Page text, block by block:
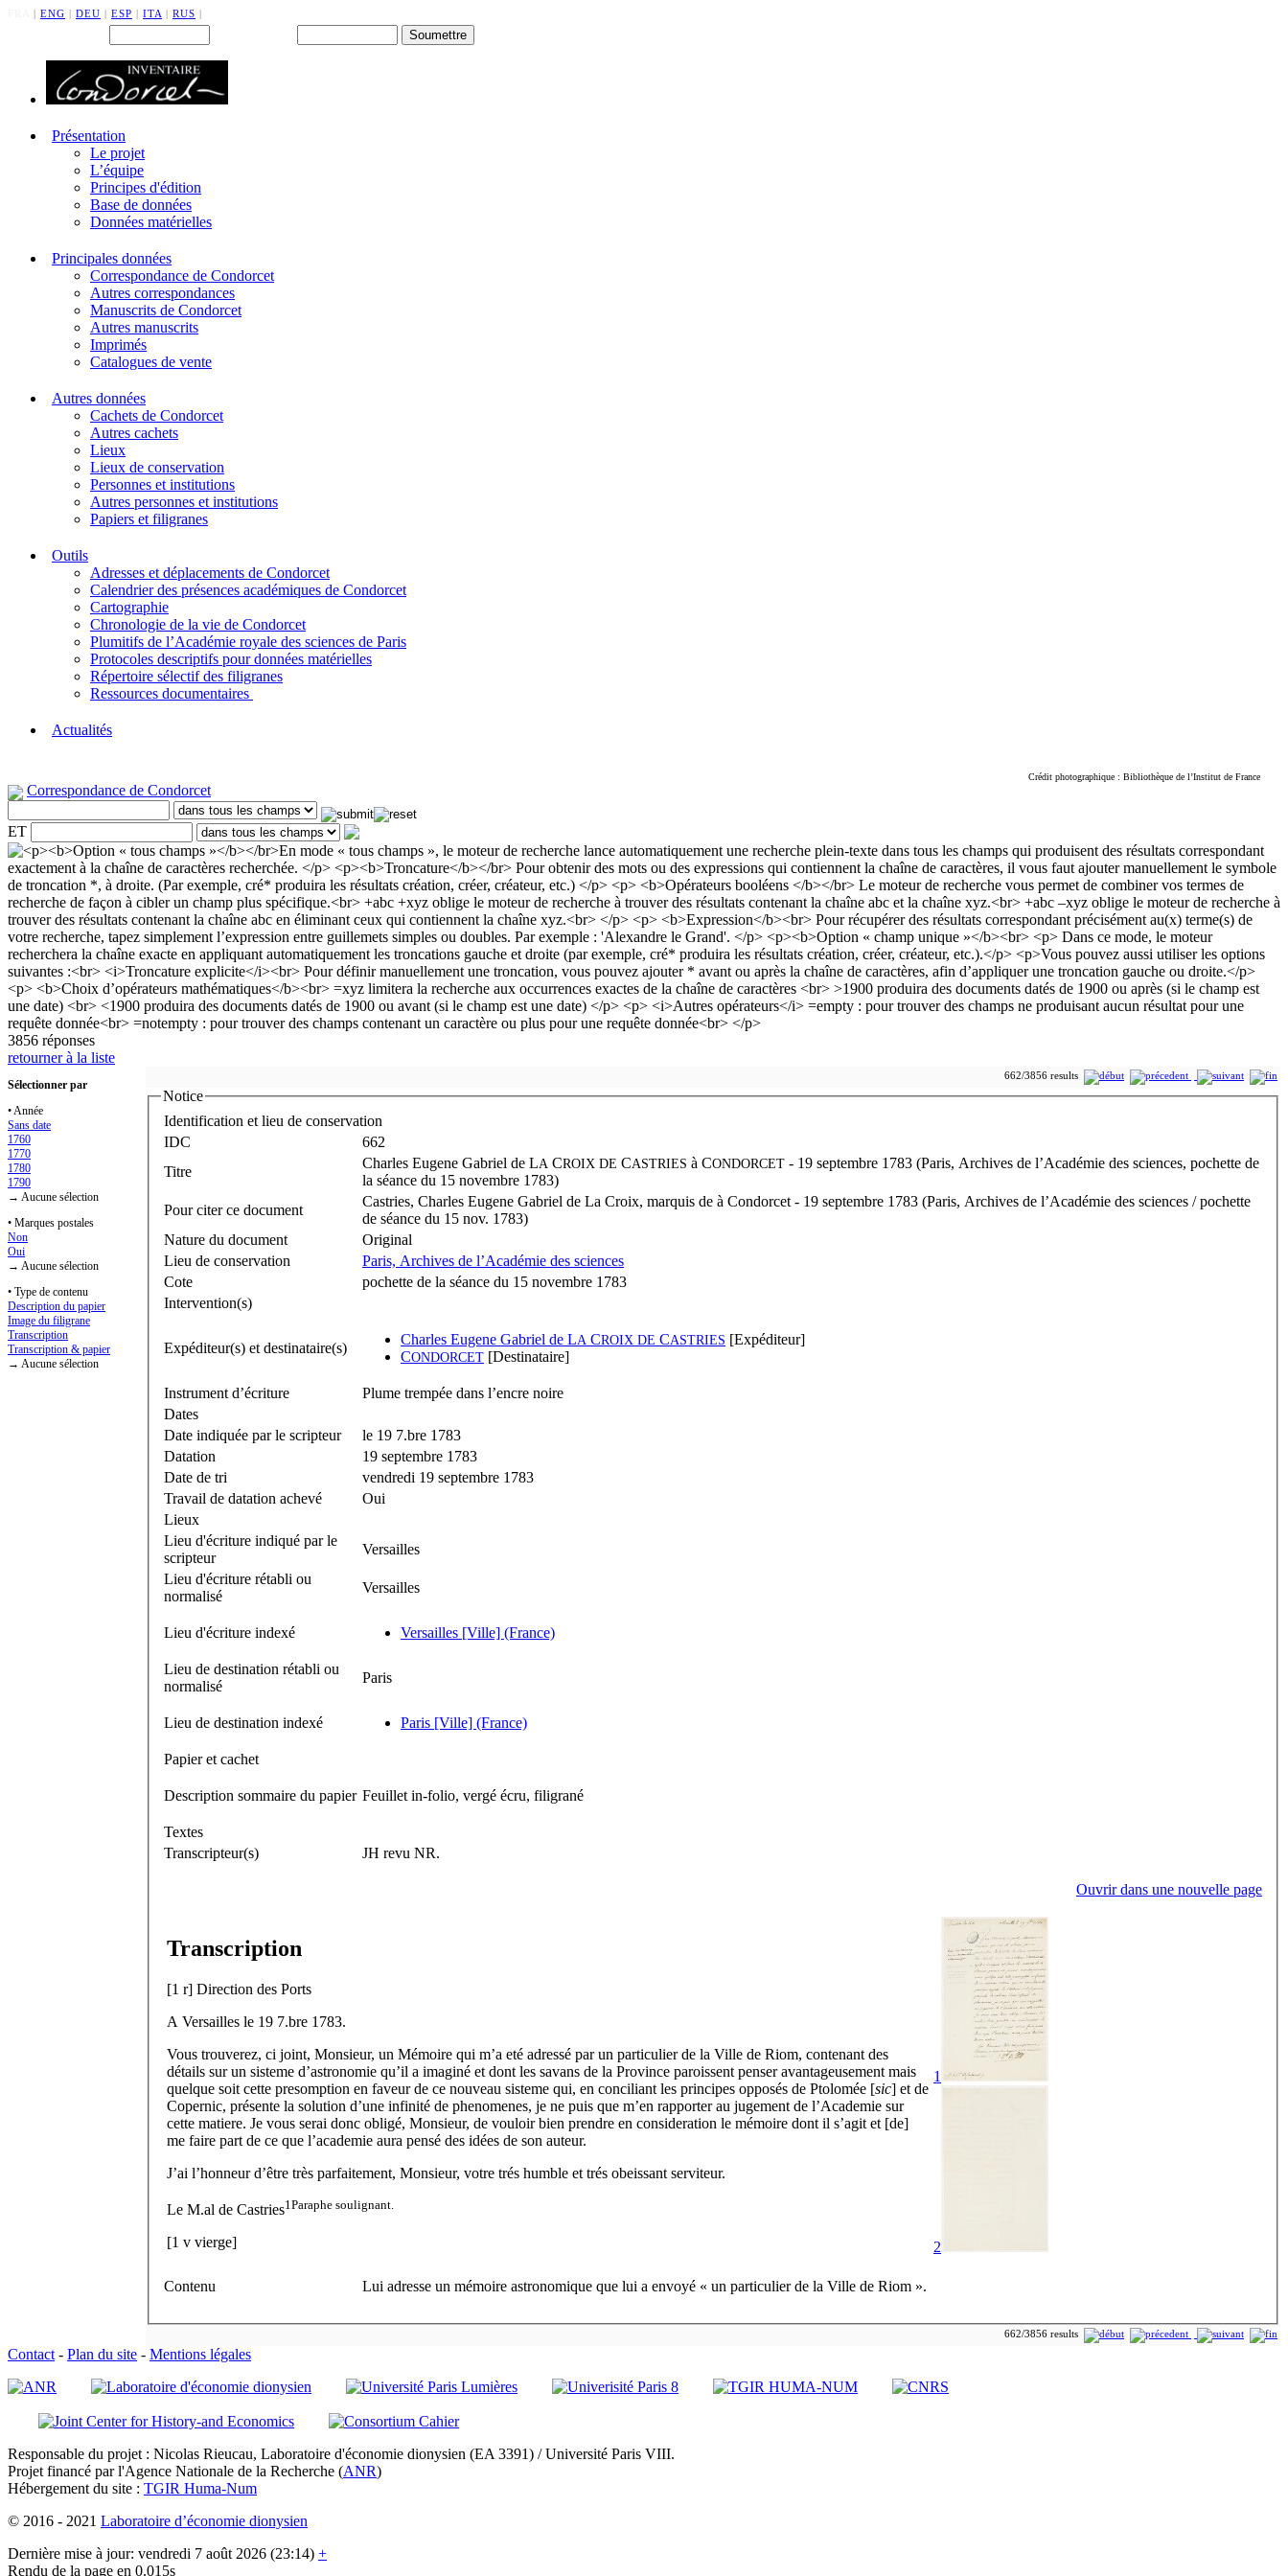
| ENG | DEU | ESP | ITA | RUS |
Présentation
Le projet
L’équipe
Principes d'édition
Base de données
Données matérielles
Principales données
Correspondance de Condorcet
Autres correspondances
Manuscrits de Condorcet
Autres manuscrits
Imprimés
Catalogues de vente
Autres données
Cachets de Condorcet
Autres cachets
Lieux
Lieux de conservation
Personnes et institutions
Autres personnes et institutions
Papiers et filigranes
Outils
Adresses et déplacements de Condorcet
Calendrier des présences académiques de Condorcet
Cartographie
Chronologie de la vie de Condorcet
Plumitifs de l’Académie royale des sciences de Paris
Protocoles descriptifs pour données matérielles
Répertoire sélectif des filigranes
Ressources documentaires
Actualités
Crédit photographique : Bibliothèque de l’Institut de France
Correspondance de Condorcet
ET
3856 réponses
retourner à la liste
Sélectionner par
• Année
Sans date
1760
1770
1780
1790
→ Aucune sélection
• Marques postales
Non
Oui
→ Aucune sélection
• Type de contenu
Description du papier
Image du filigrane
Transcription
Transcription & papier
→ Aucune sélection
662/3856 results
Notice
Identification et lieu de conservation
IDC
662
Titre
Charles Eugene Gabriel de LA CROIX DE CASTRIES à CONDORCET - 19 septembre 1783 (Paris, Archives de l’Académie des sciences, pochette de
la séance du 15 novembre 1783)
Pour citer ce document
Castries, Charles Eugene Gabriel de La Croix, marquis de à Condorcet - 19 septembre 1783 (Paris, Archives de l’Académie des sciences / pochette
de séance du 15 nov. 1783)
Nature du document
Original
Lieu de conservation
Paris, Archives de l’Académie des sciences
Cote
pochette de la séance du 15 novembre 1783
Intervention(s)
Expéditeur(s) et destinataire(s)
Charles Eugene Gabriel de LA CROIX DE CASTRIES [Expéditeur]
CONDORCET [Destinataire]
Instrument d’écriture
Plume trempée dans l’encre noire
Dates
Date indiquée par le scripteur
le 19 7.bre 1783
Datation
19 septembre 1783
Date de tri
vendredi 19 septembre 1783
Travail de datation achevé
Oui
Lieux
Lieu d'écriture indiqué par le
scripteur
Versailles
Lieu d'écriture rétabli ou
normalisé
Versailles
Lieu d'écriture indexé Versailles [Ville] (France)
Lieu de destination rétabli ou
normalisé
Paris
Lieu de destination indexé Paris [Ville] (France)
Papier et cachet
Description sommaire du papier Feuillet in-folio, vergé écru, filigrané
Textes
Transcripteur(s)
JH revu NR.
Ouvrir dans une nouvelle page
Transcription
[1 r] Direction des Ports
A Versailles le 19 7.bre 1783.
Vous trouverez, ci joint, Monsieur, un Mémoire qui m’a eté adressé par un particulier de la Ville de Riom, contenant des
détails sur un sisteme d’astronomie qu’il a imaginé et dont les savans de la Province paroissent penser avantageusement mais
quelque soit cette presomption en faveur de ce nouveau sisteme qui, en conciliant les principes opposés de Ptolomée [sic] et de
Copernic, présente la solution d’une infinité de phenomenes, je ne puis que m’en rapporter au jugement de l’Academie sur
cette matiere. Je vous serai donc obligé, Monsieur, de vouloir bien prendre en consideration le mémoire dont il s’agit et [de]
me faire part de ce que l’academie aura pensé des idées de son auteur.
J’ai l’honneur d’être très parfaitement, Monsieur, votre trés humble et trés obeissant serviteur.
Le M.al de Castries1 Paraphe soulignant.
[1 v vierge]
1
2
Contenu Lui adresse un mémoire astronomique que lui a envoyé « un particulier de la Ville de Riom ».
662/3856 results
Contact - Plan du site - Mentions légales
Responsable du projet : Nicolas Rieucau, Laboratoire d'économie dionysien (EA 3391) / Université Paris VIII.
Projet financé par l'Agence Nationale de la Recherche (ANR)
Hébergement du site : TGIR Huma-Num
© 2016 - 2021 Laboratoire d’économie dionysien
Dernière mise à jour: vendredi 7 août 2026 (23:14) +
Rendu de la page en 0.015s